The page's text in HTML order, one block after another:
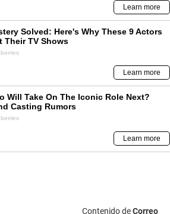
Contenido deCorreo